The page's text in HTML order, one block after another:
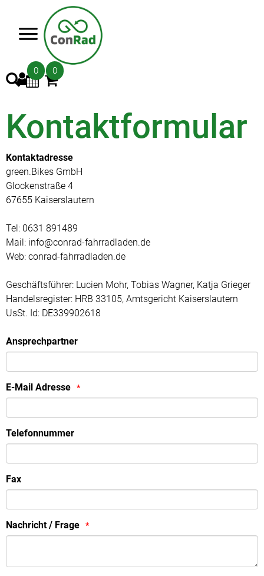
0 0
Kontaktformular
Kontaktadresse
green.Bikes GmbH
Glockenstraße 4
67655 Kaiserslautern
Tel: 0631 891489
Mail: info@conrad-fahrradladen.de
Web: conrad-fahrradladen.de
Geschäftsführer: Lucien Mohr, Tobias Wagner, Katja Grieger
Handelsregister: HRB 33105, Amtsgericht Kaiserslautern
UsSt. Id: DE339902618
Ansprechpartner
E-Mail Adresse
Telefonnummer
Fax
Nachricht / Frage